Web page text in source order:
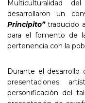
Multiculturalidad
desarrollaron un
Principito”traducido
para el fomento de
pertenencia con la
Durante el desarrollo
presentaciones
personificación del